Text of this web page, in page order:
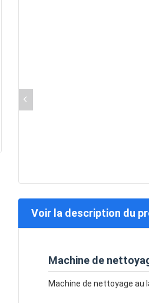
Voir la description du
Machine de
Machine de nettoyage au